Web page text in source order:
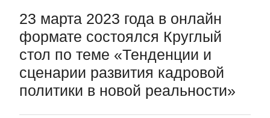
вступительные испытания в МГУ имени
М.В.Ломоносова в 2026 году по каждому
конкурсу (ранжированные списки поступающих)
Вячеслав Никонов в программе «Большая игра» —
Первый канал, 24.07.2026. Часть 1-2
Вниманию абитуриентов бакалавриата! Открыта
онлайн-запись на заключение договора на
обучение
Вячеслав Никонов в программе «Большая игра»
23 марта 2023 года в онлайн
формате состоялся Круглый
стол по теме «Тенденции и
сценарии развития кадровой
политики в новой реальности»